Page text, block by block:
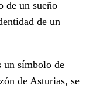
un sueño
de un
un símbolo de
de Asturias, se